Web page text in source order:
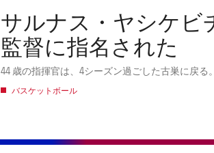
サルナス・ヤシケビ
監督に指名された
44 歳の指揮官は、4シーズン過ごした古巣に戻る
バスケットボール